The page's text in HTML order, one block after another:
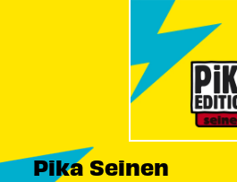
Pika Seinen